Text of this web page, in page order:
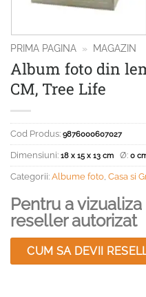
PRIMA PAGINA » MAGAZIN
Album foto din
CM, Tree Life
Cod Produs: 9876000607027
Dimensiuni: 18 x 15 x 13 cm Ø: 0
Categorii: Albume foto, Casa si
Pentru a
reseller autorizat
CUM SA DEVII